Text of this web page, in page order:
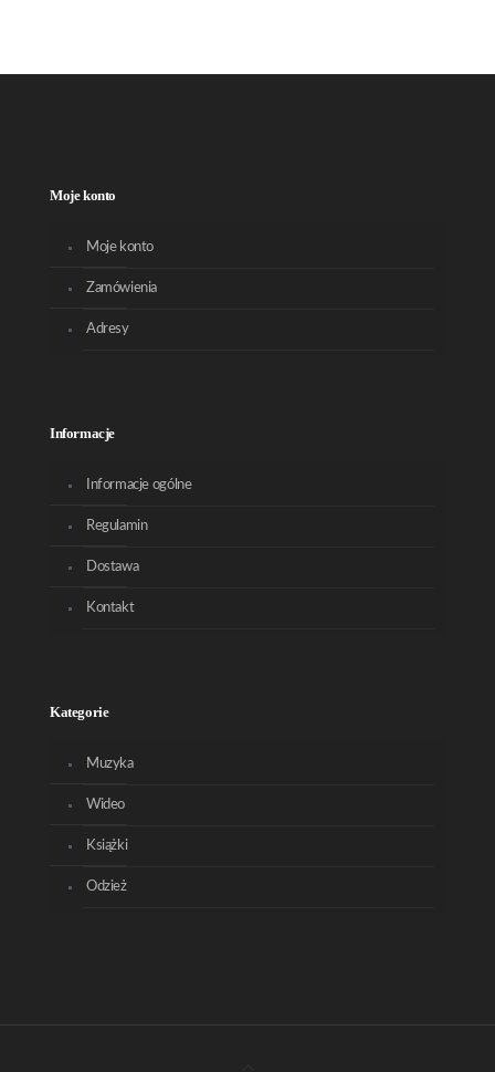
Moje konto
Moje konto
Zamówienia
Adresy
Informacje
Informacje ogólne
Regulamin
Dostawa
Kontakt
Kategorie
Muzyka
Wideo
Książki
Odzież